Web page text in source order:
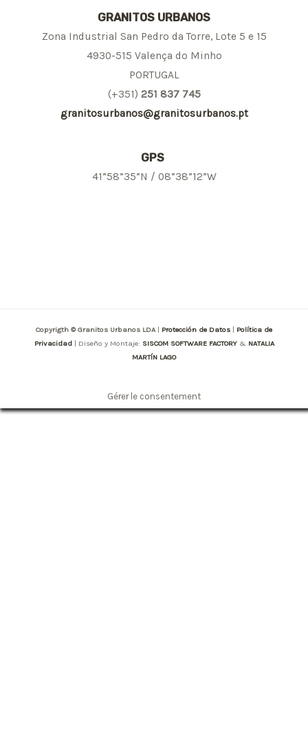
GRANITOS URBANOS
Zona Industrial San Pedro da Torre, Lote 5 e 15
4930-515 Valença do Minho
PORTUGAL
(+351) 251 837 745
granitosurbanos@granitosurbanos.pt
GPS
41”58”35”N / 08”38”12”W
Copyrigth © Granitos Urbanos LDA | Protección de Datos | Política de
Privacidad| Diseño y Montaje: SISCOM SOFTWARE FACTORY& NATALIA
MARTÍN LAGO
Gérer le consentement